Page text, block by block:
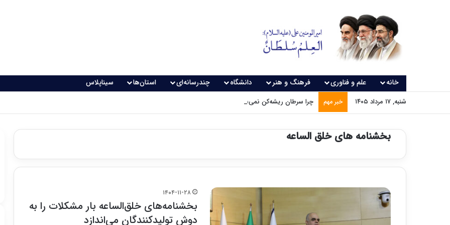
خانه علم و فناوری فرهنگ و هنر دانشگاه چندرسانه‌ای استان‌ها سیناپلاس
شنبه, ۱۷ مرداد ۱۴۰۵ خبر مهم چرا سرطان ریشه‌کن نمی‌شود؟
بخشنامه های خلق الساعه
۱۴۰۴-۱۱-۲۸
بخشنامه‌های خلق‌الساعه بار مشکلات را به
دوش تولیدکنندگان می‌اندازد